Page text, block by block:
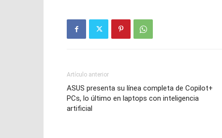
Artículo anterior
ASUS presenta su línea completa de Copilot+
PCs, lo último en laptops con inteligencia
artificial